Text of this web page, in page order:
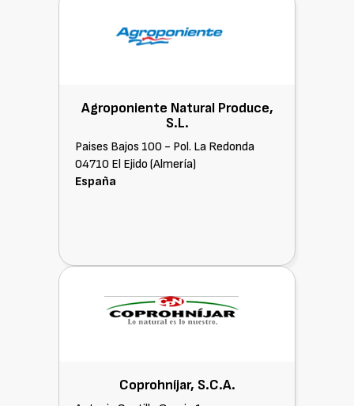
Agroponiente Natural Produce,
S.L.
Paises Bajos 100 - Pol. La Redonda
04710 El Ejido (Almería)
España
Coprohníjar, S.C.A.